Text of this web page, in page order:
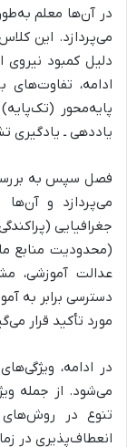
در آن‌ها معلم
می‌پردازد. این
دلیل کمبود
ادامه، تفاوت‌های
پایه‌محور
یاددهی ـ یادگیری
فصل سپس به
می‌پردازد و
جغرافیایی
(محدودیت منابع
عدالت آموزشی،
دسترسی برابر به
مورد تأکید قرار
در ادامه،
می‌شود. از جمله
تنوع در روش‌های
انعطاف‌پذیری در